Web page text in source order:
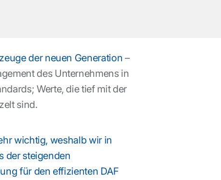
der neuen Generation –
des Unternehmens in
Werte, die tief mit der
sind.
wichtig, weshalb wir in
der steigenden
für den effizienten DAF